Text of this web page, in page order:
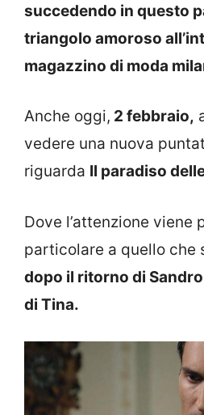
succedendo in questo
triangolo amoroso
magazzino di moda
Anche oggi, 2 febbraio,
vedere una nuova
riguarda Il paradiso
Dove l’attenzione viene
particolare a quello che
dopo il ritorno di
di Tina.